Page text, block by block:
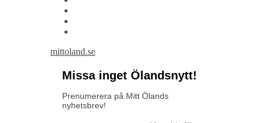
mittoland.se
Missa inget Ölandsnytt!
Prenumerera på Mitt Ölands
nyhetsbrev!